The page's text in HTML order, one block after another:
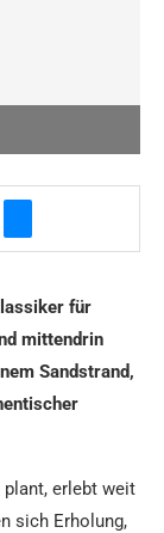
für
mittendrin
Sandstrand,
plant, erlebt weit
sich Erholung,